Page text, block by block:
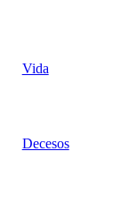
Vida
Decesos